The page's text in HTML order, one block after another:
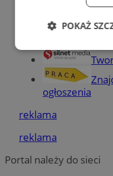
ogłoszenia
reklama
reklama
Portal należy do sieci
POKAŻ
Niezbędne